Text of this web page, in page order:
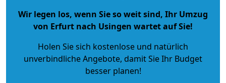
Wir legen los, wenn Sie so weit sind, Ihr Umzug
von Erfurt nach Usingen wartet auf Sie!
Holen Sie sich kostenlose und natürlich
unverbindliche Angebote, damit Sie Ihr Budget
besser planen!